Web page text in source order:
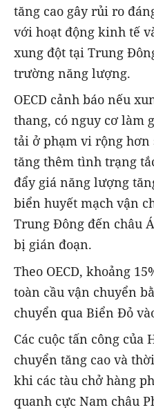
tăng cao gây rủi ro
với hoạt động kinh tế
xung đột tại Trung
trường năng lượng.
OECD cảnh báo nếu
thang, có nguy cơ làm
tải ở phạm vi rộng hơn
tăng thêm tình trạng
đẩy giá năng lượng
biển huyết mạch vận
Trung Đông đến châu
bị gián đoạn.
Theo OECD, khoảng
toàn cầu vận chuyển
chuyển qua Biển Đỏ
Các cuộc tấn công
chuyển tăng cao và
khi các tàu chở hàng
quanh cực Nam châu